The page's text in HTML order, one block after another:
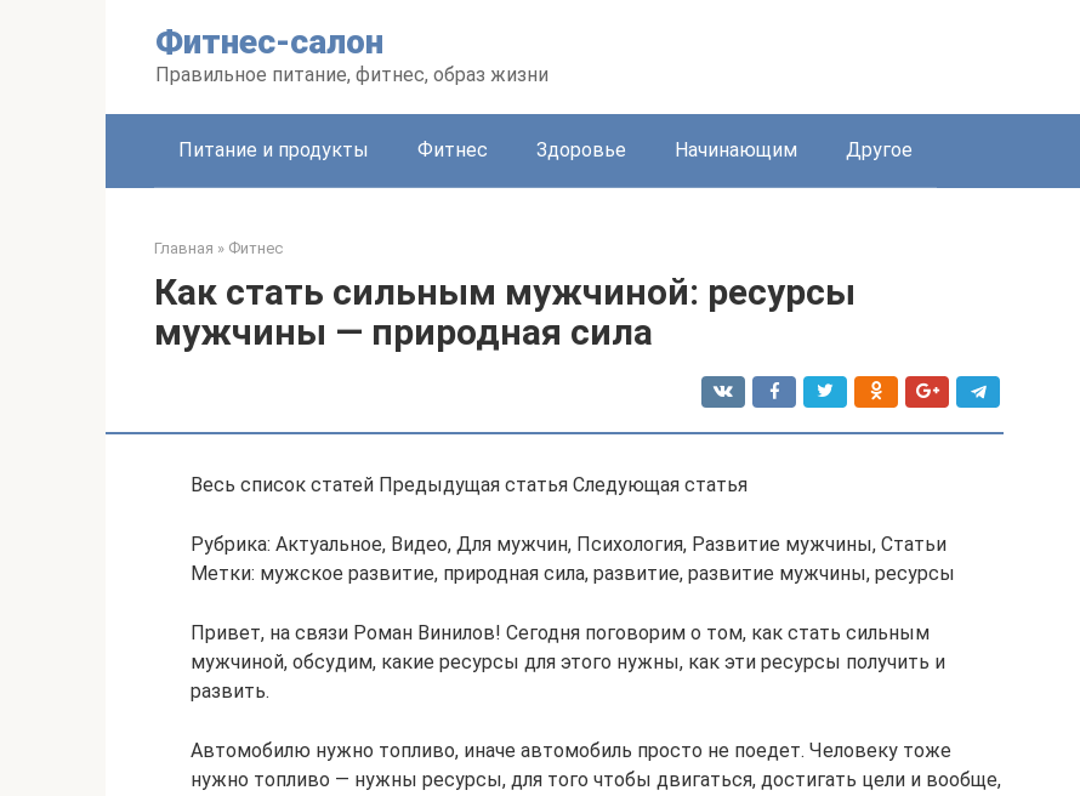
Фитнес-салон
Правильное питание, фитнес, образ жизни
Питание и продукты Фитнес Здоровье Начинающим Другое
Главная » Фитнес
Как стать сильным мужчиной: ресурсы
мужчины — природная сила
Весь список статей Предыдущая статья Следующая статья
Рубрика: Актуальное, Видео, Для мужчин, Психология, Развитие мужчины, Статьи
Метки: мужское развитие, природная сила, развитие, развитие мужчины, ресурсы
Привет, на связи Роман Винилов! Сегодня поговорим о том, как стать сильным
мужчиной, обсудим, какие ресурсы для этого нужны, как эти ресурсы получить и
развить.
Автомобилю нужно топливо, иначе автомобиль просто не поедет. Человеку тоже
нужно топливо — нужны ресурсы, для того чтобы двигаться, достигать цели и вообще,